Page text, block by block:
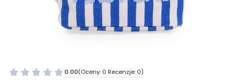
0.00(Oceny: 0 Recenzje: 0)